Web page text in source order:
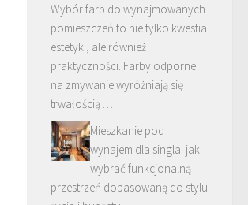
Wybór farb do wynajmowanych
pomieszczeń to nie tylko kwestia
estetyki, ale również
praktyczności. Farby odporne
na zmywanie wyróżniają się
trwałością …
Mieszkanie pod
wynajem dla singla: jak
wybrać funkcjonalną
przestrzeń dopasowaną do stylu